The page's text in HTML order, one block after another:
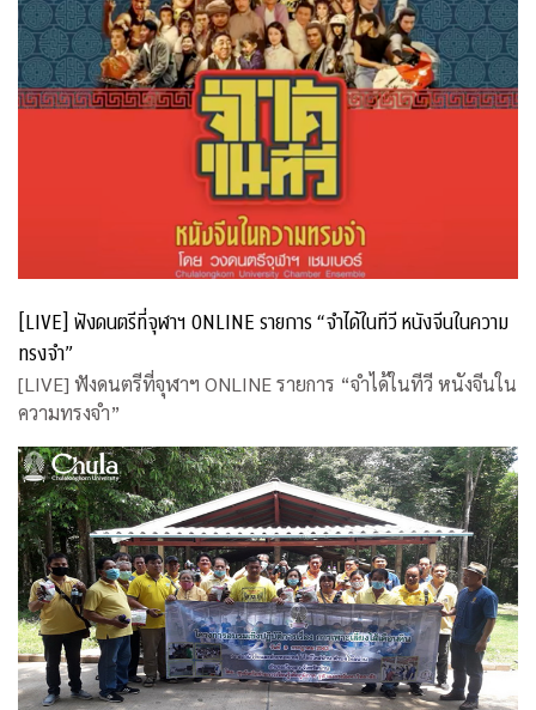
[LIVE] ฟังดนตรีที่จุฬาฯ ONLINE รายการ “จำได้ในทีวี หนังจีนในความ
ทรงจำ”
[LIVE] ฟังดนตรีที่จุฬาฯ ONLINE รายการ “จำได้ในทีวี หนังจีนใน
ความทรงจำ”